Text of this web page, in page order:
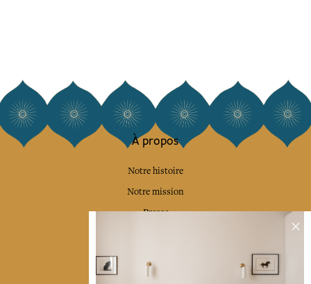
À propos
Notre histoire
Notre mission
Presse
Collections